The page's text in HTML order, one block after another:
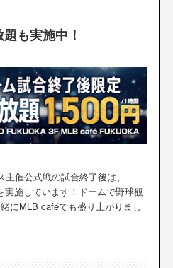
も実施中！
催公式戦の試合終了後は、
実施しています！ドームで野球観
にMLB caféでも盛り上がりまし